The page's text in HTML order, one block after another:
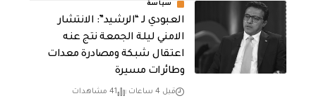
سياسة
العبودي لـ “الرشيد”: الانتشار
الامني ليلة الجمعة نتج عنه
اعتقال شبكة ومصادرة معدات
وطائرات مسيرة
قبل 4 ساعات 41 مشاهدات